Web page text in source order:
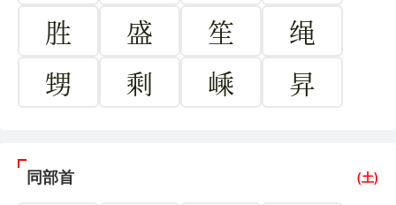
胜
盛 笙
绳
甥
剩 嵊 昇
同部首 (土)